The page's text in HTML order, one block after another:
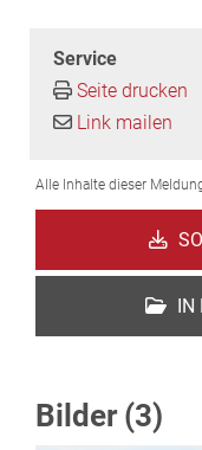
Service
Seite drucken
Link mailen
Alle Inhalte dieser
Bilder (3)